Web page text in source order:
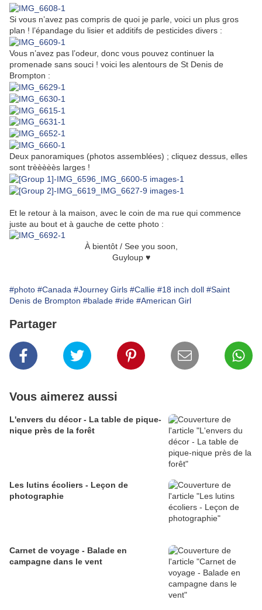
Si vous n’avez pas compris de quoi je parle, voici un plus gros
plan ! l’épandage du lisier et additifs de pesticides divers :
Vous n’avez pas l’odeur, donc vous pouvez continuer la
promenade sans souci ! voici les alentours de St Denis de
Brompton :
Deux panoramiques (photos assemblées) ; cliquez dessus, elles
sont trèèèèès larges !
Et le retour à la maison, avec le coin de ma rue qui commence
juste au bout et à gauche de cette photo :
À bientôt / See you soon,
Guyloup ♥
#photo #Canada #Journey Girls #Callie #18 inch doll #Saint
Denis de Brompton #balade #ride #American Girl
Partager
Vous aimerez aussi
L'envers du décor - La table de pique-
nique près de la forêt
Les lutins écoliers - Leçon de
photographie
Carnet de voyage - Balade en
campagne dans le vent